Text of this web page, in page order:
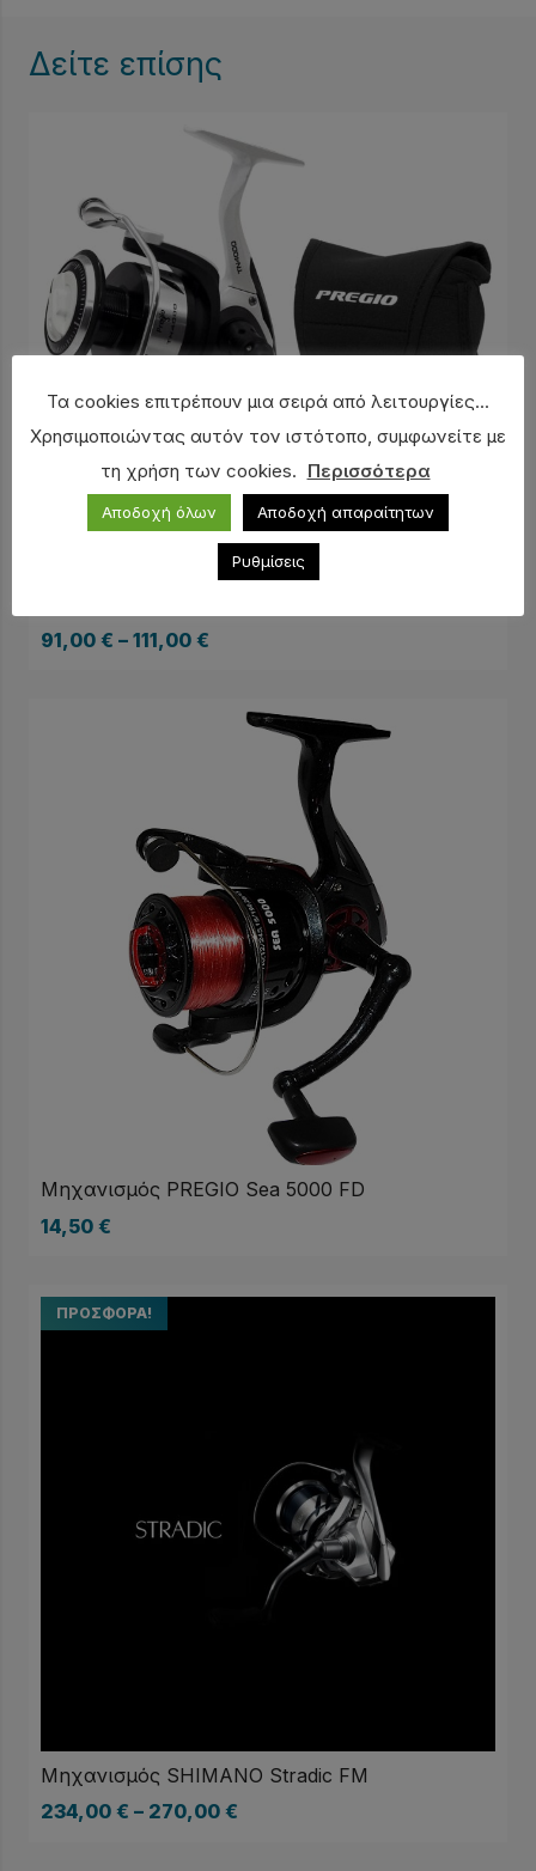
Δείτε επίσης
91,00 € – 111,00 €
Μηχανισμός PREGIO Sea 5000 FD
14,50 €
ΠΡΟΣΦΟΡΆ!
Μηχανισμός SHIMANO Stradic FM
234,00 € – 270,00 €
Τα cookies επιτρέπουν μια σειρά από λειτουργίες...
Χρησιμοποιώντας αυτόν τον ιστότοπο, συμφωνείτε με
τη χρήση των cookies. Περισσότερα
Αποδοχή όλων Αποδοχή απαραίτητων
Ρυθμίσεις